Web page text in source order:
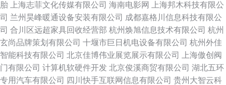
胎
上海志菲文化传媒有限公司 海南电影网
上海邦木科技有限公
司 兰州昊峰暖通设备安装有限公司 成都嘉格川信息科技有限公
司 合川区远超家具回收经营部 杭州焕旭信息技术有限公司 杭州
玄尚品牌策划有限公司 十堰市巨日机电设备有限公司 杭州外佳
智能科技有限公司 北京佳博伟业展览展示有限公司
上海傲创阀
门有限公司 计算机软硬件开发 北京俊溪商贸有限公司 湖北五环
专用汽车有限公司
四川快手互联网信息有限公司 贵州大智云科